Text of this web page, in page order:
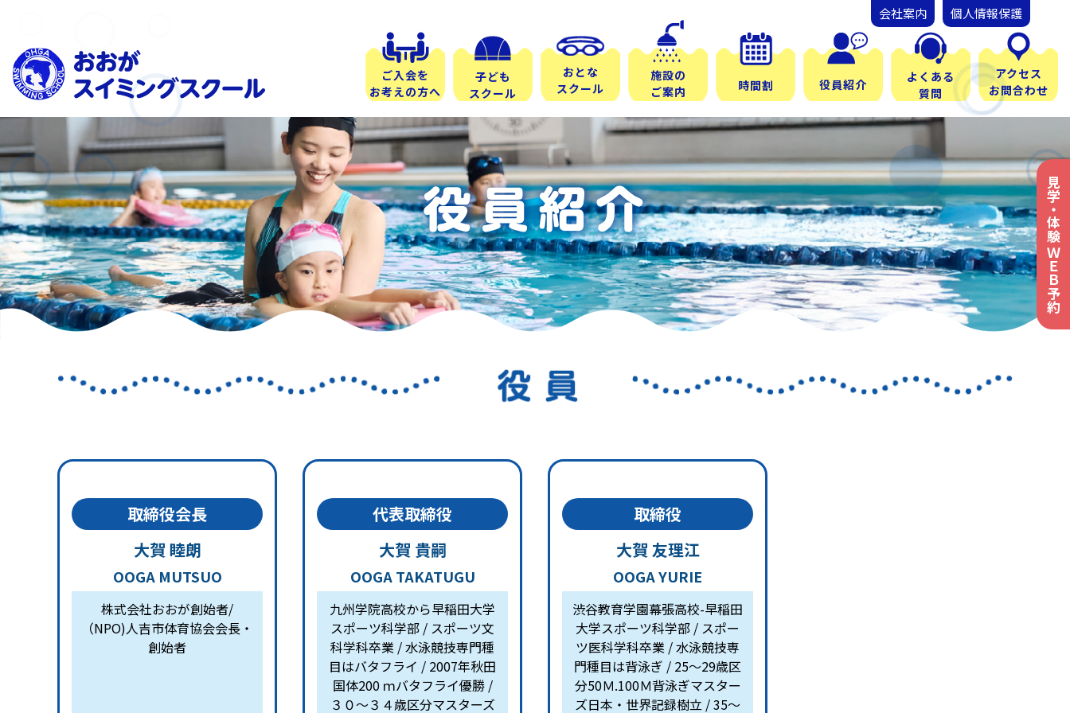
ご入会を
お考えの方へ
子ども
スクール
おとな
スクール
施設の
ご案内
時間割 役員紹介
よくある
質問
アクセス
お問合わせ
会社案内 個人情報保護
見学・体験 ＷＥＢ予約
取締役会長
大賀 睦朗
OOGA MUTSUO
株式会社おおが創始者/
（NPO)人吉市体育協会会長・
創始者
代表取締役
大賀 貴嗣
OOGA TAKATUGU
九州学院高校から早稲田大学
スポーツ科学部 / スポーツ文
科学科卒業 / 水泳競技専門種
目はバタフライ / 2007年秋田
国体200 ｍバタフライ優勝 /
３０〜３４歳区分マスターズ
取締役
大賀 友理江
OOGA YURIE
渋谷教育学園幕張高校-早稲田
大学スポーツ科学部 / スポー
ツ医科学科卒業 / 水泳競技専
門種目は背泳ぎ / 25〜29歳区
分50Ｍ.100Ｍ背泳ぎマスター
ズ日本・世界記録樹立 / 35〜